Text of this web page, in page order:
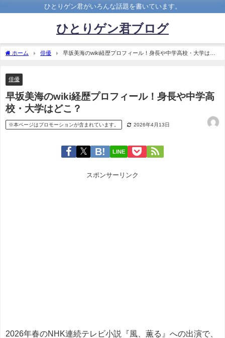
ひとりゲン君がいろんな話題を書いています。
ひとりゲン君ブログ
ホーム 俳優
早坂美海のwiki経歴プロフィール！身長や中学高校・大学はど
俳優
早坂美海のwiki経歴プロフィール！身長や中学高
校・大学はどこ？
※本ページはプロモーションが含まれています。 2026年4月13日
LINE
スポンサーリンク
2026年春のNHK連続テレビ小説『風、薫る』への出演で、